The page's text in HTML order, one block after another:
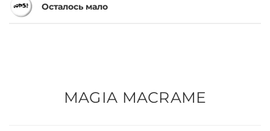
Осталось мало
MAGIA MACRAME